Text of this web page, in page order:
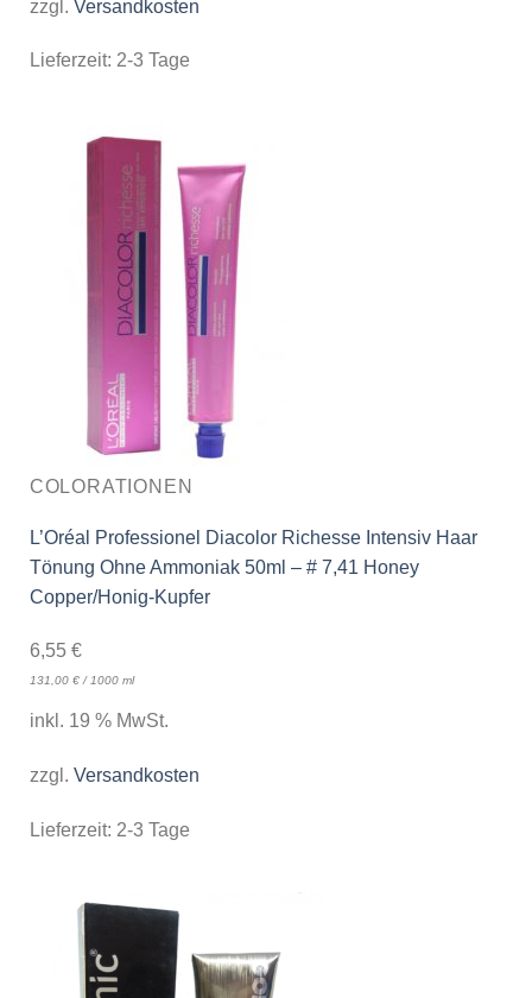
zzgl. Versandkosten
Lieferzeit: 2-3 Tage
COLORATIONEN
L’Oréal Professionel Diacolor Richesse Intensiv Haar
Tönung Ohne Ammoniak 50ml – # 7,41 Honey
Copper/Honig-Kupfer
6,55 €
131,00 €/1000 ml
inkl. 19 % MwSt.
zzgl. Versandkosten
Lieferzeit: 2-3 Tage